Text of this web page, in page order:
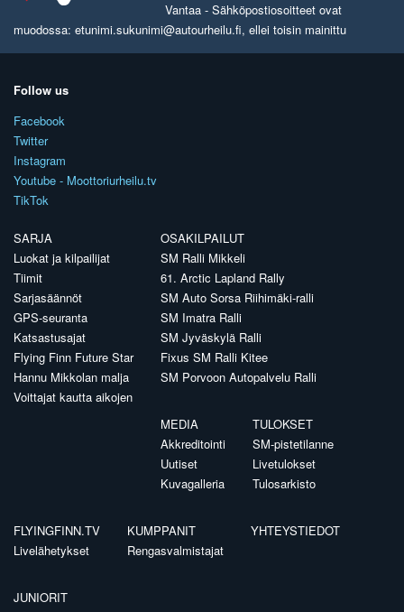
Vantaa - Sähköpostiosoitteet ovat
muodossa: etunimi.sukunimi@autourheilu.fi, ellei toisin mainittu
Follow us
Facebook
Twitter
Instagram
Youtube - Moottoriurheilu.tv
TikTok
SARJA
Luokat ja kilpailijat
Tiimit
Sarjasäännöt
GPS-seuranta
Katsastusajat
Flying Finn Future Star
Hannu Mikkolan malja
Voittajat kautta aikojen
OSAKILPAILUT
SM Ralli Mikkeli
61. Arctic Lapland Rally
SM Auto Sorsa Riihimäki-ralli
SM Imatra Ralli
SM Jyväskylä Ralli
Fixus SM Ralli Kitee
SM Porvoon Autopalvelu Ralli
MEDIA
Akkreditointi
Uutiset
Kuvagalleria
TULOKSET
SM-pistetilanne
Livetulokset
Tulosarkisto
FLYINGFINN.TV
Livelähetykset
KUMPPANIT
Rengasvalmistajat
YHTEYSTIEDOT
JUNIORIT